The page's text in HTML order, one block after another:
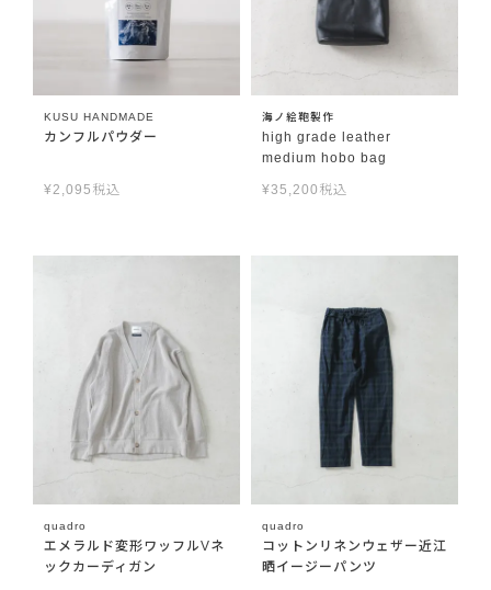
KUSU HANDMADE
カンフルパウダー
¥2,095 税込
海ノ絵鞄製作
high grade leather
medium hobo bag
¥35,200 税込
quadro
エメラルド変形ワッフルVネ
ックカーディガン
quadro
コットンリネンウェザー近江
晒イージーパンツ